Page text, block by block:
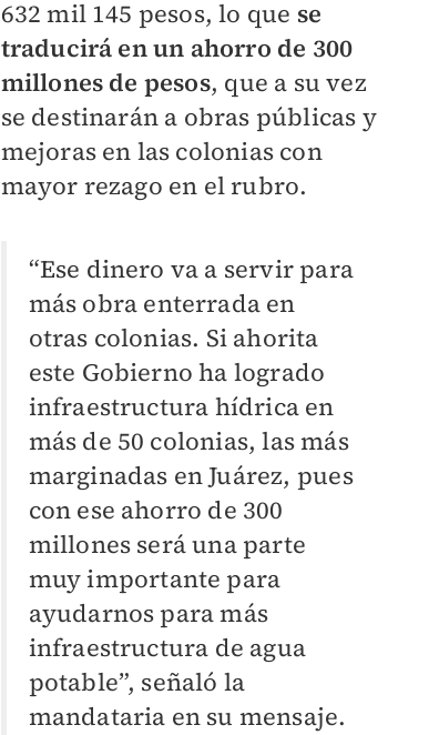
632 mil 145 pesos, lo que se
traducirá en un ahorro de 300
millones de pesos, que a su vez
se destinarán a obras públicas y
mejoras en las colonias con
mayor rezago en el rubro.
“Ese dinero va a servir para
más obra enterrada en
otras colonias. Si ahorita
este Gobierno ha logrado
infraestructura hídrica en
más de 50 colonias, las más
marginadas en Juárez, pues
con ese ahorro de 300
millones será una parte
muy importante para
ayudarnos para más
infraestructura de agua
potable”, señaló la
mandataria en su mensaje.